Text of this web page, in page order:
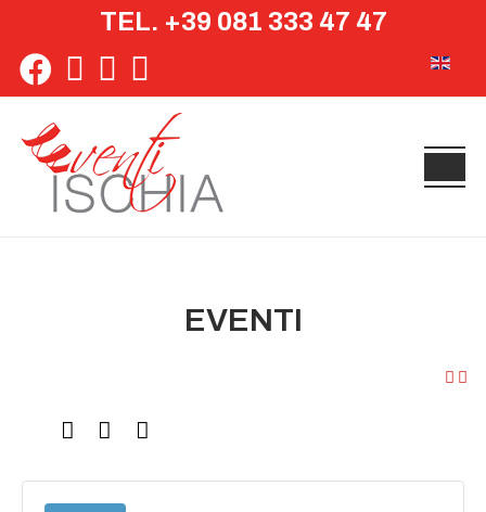
TEL. +39 081 333 47 47
EVENTI